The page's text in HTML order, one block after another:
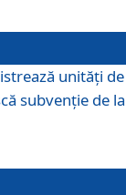
unităţi de
subvenţie de la